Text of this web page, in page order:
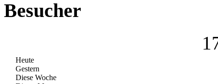
Besucher
Heute
Gestern
Diese Woche